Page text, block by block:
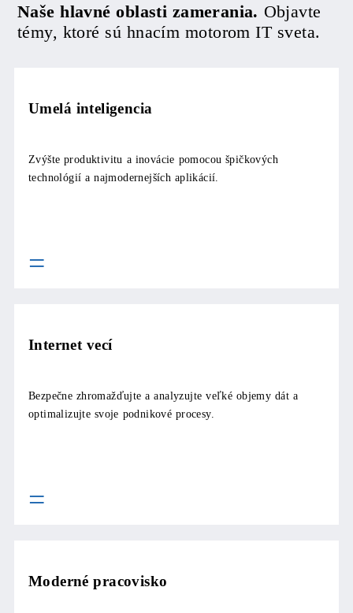
Naše hlavné oblasti zamerania. Objavte
témy, ktoré sú hnacím motorom IT sveta.
Umelá inteligencia
Zvýšte produktivitu a inovácie pomocou špičkových
technológií a najmodernejších aplikácií.
Internet vecí
Bezpečne zhromažďujte a analyzujte veľké objemy dát a
optimalizujte svoje podnikové procesy.
Moderné pracovisko